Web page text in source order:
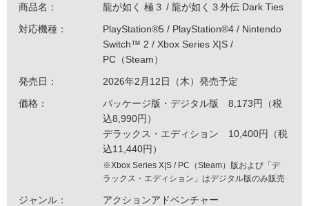
商品名：
龍が如く 極３ / 龍が如く３外伝 Dark Ties
対応機種：
PlayStation®5 / PlayStation®4 / Nintendo
Switch™ 2 / Xbox Series X|S /
PC（Steam）
発売日：
2026年2月12日（木）発売予定
価格：
パッケージ版・デジタル版 8,173円（税
込8,990円）
デラックス・エディション 10,400円（税
込11,440円）
※Xbox Series X|S / PC（Steam）版および「デ
ラックス・エディション」はデジタル版のみ販売
ジャンル：
アクションアドベンチャー